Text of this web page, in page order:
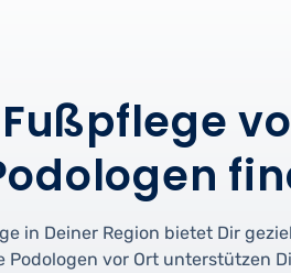
in Deiner Region bietet Dir
Podologen vor Ort unterstützen